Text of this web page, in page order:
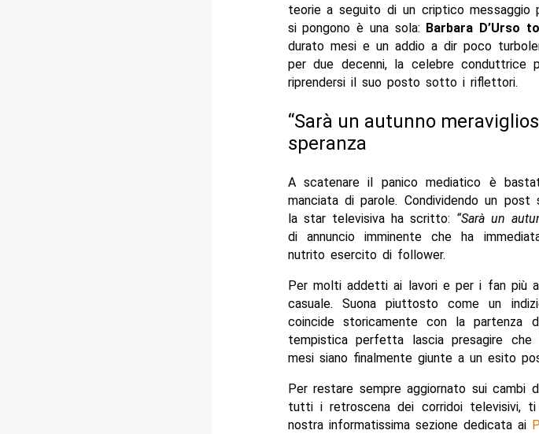
teorie a seguito di un criptico messaggio
si pongono è una sola: Barbara D’Urso
durato mesi e un addio a dir poco
per due decenni, la celebre conduttrice
riprendersi il suo posto sotto i riflettori.
“Sarà un autunno
speranza
A scatenare il panico mediatico è
manciata di parole. Condividendo un
la star televisiva ha scritto: “Sarà un
di annuncio imminente che ha
nutrito esercito di follower.
Per molti addetti ai lavori e per i fan più
casuale. Suona piuttosto come un
coincide storicamente con la partenza
tempistica perfetta lascia presagire
mesi siano finalmente giunte a un esito
Per restare sempre aggiornato sui
tutti i retroscena dei corridoi televisivi, ti
nostra informatissima sezione dedicata ai